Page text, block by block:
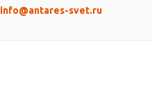
info@antares-svet.ru